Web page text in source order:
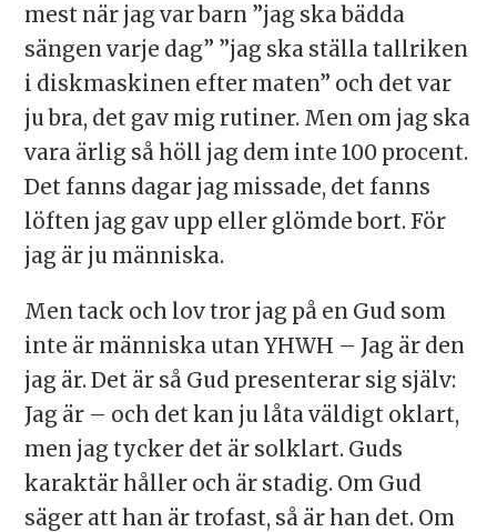
mest när jag var barn ”jag ska bädda
sängen varje dag” ”jag ska ställa tallriken
i diskmaskinen efter maten” och det var
ju bra, det gav mig rutiner. Men om jag ska
vara ärlig så höll jag dem inte 100 procent.
Det fanns dagar jag missade, det fanns
löften jag gav upp eller glömde bort. För
jag är ju människa.
Men tack och lov tror jag på en Gud som
inte är människa utan YHWH – Jag är den
jag är. Det är så Gud presenterar sig själv:
Jag är – och det kan ju låta väldigt oklart,
men jag tycker det är solklart. Guds
karaktär håller och är stadig. Om Gud
säger att han är trofast, så är han det. Om